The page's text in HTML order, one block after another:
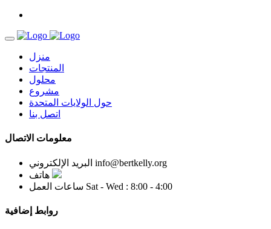
منزل
المنتجات
محلول
مشروع
حول الولايات المتحدة
اتصل بنا
معلومات الاتصال
البريد الإلكتروني info@bertkelly.org
هاتف
ساعات العمل Sat - Wed : 8:00 - 4:00
روابط إضافية